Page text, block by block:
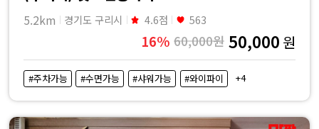
5.2km 경기도 구리시 4.6점 563
16% 60,000원 50,000 원
#주차가능 #수면가능 #샤워가능 #와이파이 +4